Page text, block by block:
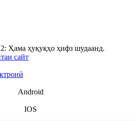
Ҳама ҳуқуқҳо ҳифз шудаанд.
сайт
Android
IOS